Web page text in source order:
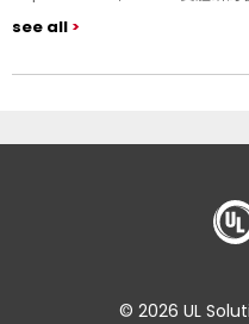
see all
© 2026 UL